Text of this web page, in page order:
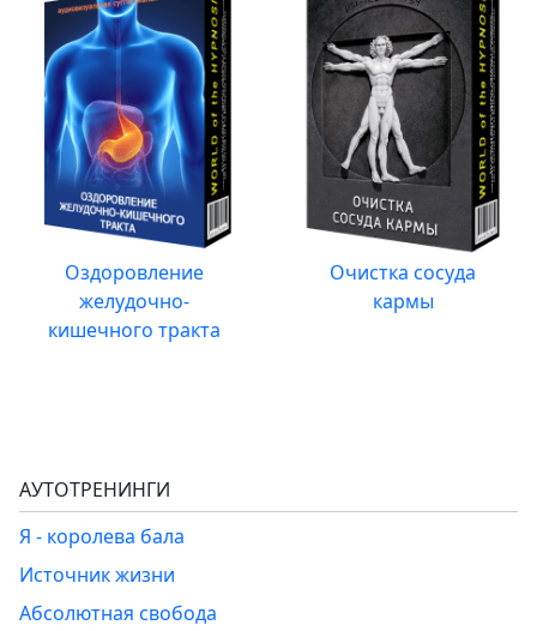
Оздоровление
желудочно-
кишечного тракта
Очистка сосуда
кармы
АУТОТРЕНИНГИ
Я - королева бала
Источник жизни
Абсолютная свобода